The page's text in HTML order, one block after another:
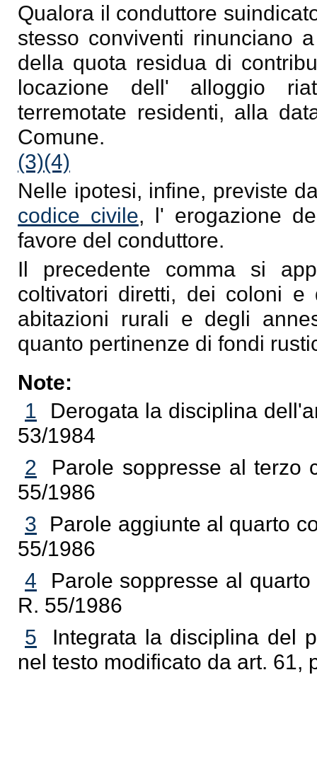
Qualora il conduttore
stesso conviventi rinunciano
della quota residua di
locazione dell' alloggio
terremotate residenti, alla
Comune.
(3)(4)
Nelle ipotesi, infine, previste
codice civile, l' erogazione
favore del conduttore.
Il precedente comma si
coltivatori diretti, dei coloni
abitazioni rurali e degli
quanto pertinenze di fondi
Note:
1
Derogata la disciplina
53/1984
2
Parole soppresse al terzo
55/1986
3
Parole aggiunte al quarto
55/1986
4
Parole soppresse al
R. 55/1986
5
Integrata la disciplina del
nel testo modificato da art. 61,